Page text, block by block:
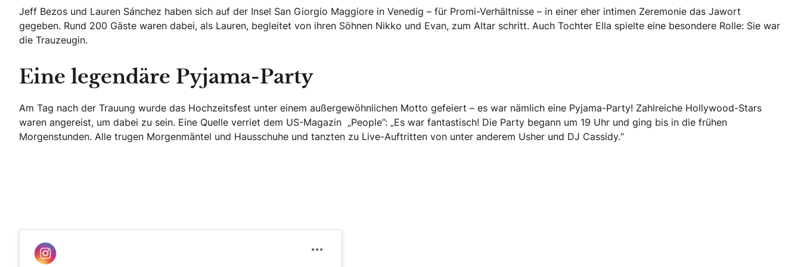
Jeff Bezos und Lauren Sánchez haben sich auf der Insel San Giorgio Maggiore in Venedig – für Promi-Verhältnisse – in einer eher intimen Zeremonie das Jawort
gegeben. Rund 200 Gäste waren dabei, als Lauren, begleitet von ihren Söhnen Nikko und Evan, zum Altar schritt. Auch Tochter Ella spielte eine besondere Rolle: Sie war
die Trauzeugin.
Eine legendäre Pyjama-Party
Am Tag nach der Trauung wurde das Hochzeitsfest unter einem außergewöhnlichen Motto gefeiert – es war nämlich eine Pyjama-Party! Zahlreiche Hollywood-Stars
waren angereist, um dabei zu sein. Eine Quelle verriet dem US-Magazin „People”: „Es war fantastisch! Die Party begann um 19 Uhr und ging bis in die frühen
Morgenstunden. Alle trugen Morgenmäntel und Hausschuhe und tanzten zu Live-Auftritten von unter anderem Usher und DJ Cassidy.“